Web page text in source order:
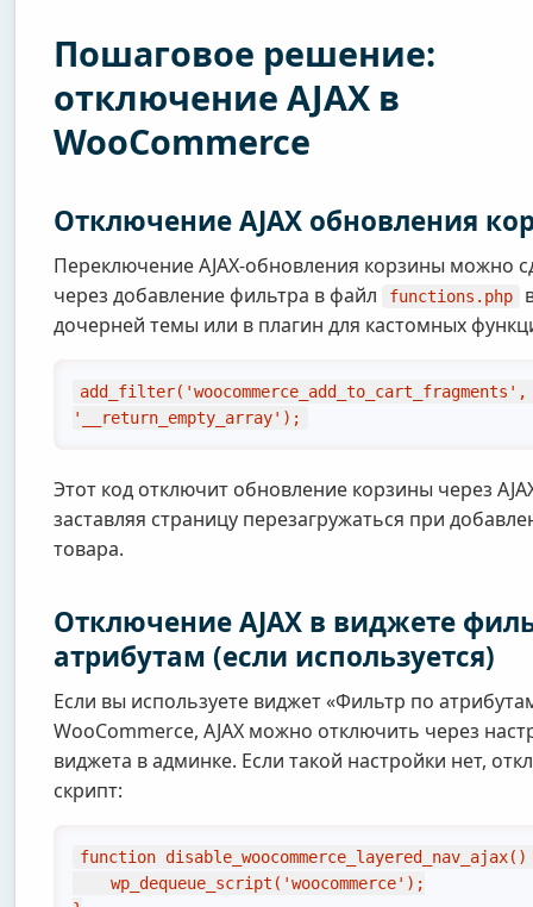
Пошаговое решение:
отключение AJAX в
WooCommerce
Отключение AJAX обновления
Переключение AJAX-обновления корзины можно
через добавление фильтра в файл
functions.php
дочерней темы или в плагин для кастомных
'__return_empty_array');
Этот код отключит обновление корзины через
заставляя страницу перезагружаться при
товара.
Отключение AJAX в виджете
атрибутам (если используется)
Если вы используете виджет «Фильтр по
WooCommerce, AJAX можно отключить через
виджета в админке. Если такой настройки нет,
скрипт:
function